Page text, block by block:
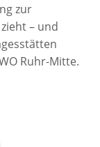
zur
– und
Ruhr-Mitte.